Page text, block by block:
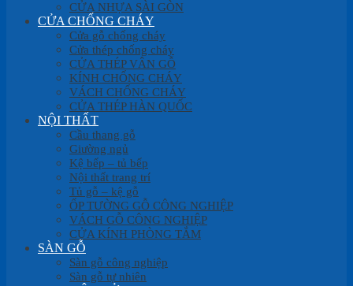
CỬA NHỰA SÀI GÒN
CỬA CHỐNG CHÁY
Cửa gỗ chống cháy
Cửa thép chống cháy
CỬA THÉP VÂN GỖ
KÍNH CHỐNG CHÁY
VÁCH CHỐNG CHÁY
CỬA THÉP HÀN QUỐC
NỘI THẤT
Cầu thang gỗ
Giường ngủ
Kệ bếp – tủ bếp
Nội thất trang trí
Tủ gỗ – kệ gỗ
ỐP TƯỜNG GỖ CÔNG NGHIỆP
VÁCH GỖ CÔNG NGHIỆP
CỬA KÍNH PHÒNG TẮM
SÀN GỖ
Sàn gỗ công nghiệp
Sàn gỗ tự nhiên